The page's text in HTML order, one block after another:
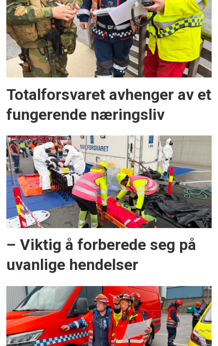
Totalforsvaret avhenger av et
fungerende næringsliv
– Viktig å forberede seg på
uvanlige hendelser